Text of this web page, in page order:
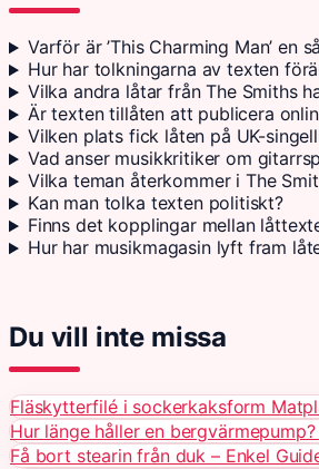
Varför är ’This Charming Man’ en
Hur har tolkningarna av texten
Vilka andra låtar från The Smiths
Är texten tillåten att publicera
Vilken plats fick låten på UK-
Vad anser musikkritiker om
Vilka teman återkommer i The
Kan man tolka texten politiskt?
Finns det kopplingar mellan
Hur har musikmagasin lyft fram
Du vill inte missa
Fläskytterfilé i sockerkaksform
Hur länge håller en
Få bort stearin från duk – Enkel